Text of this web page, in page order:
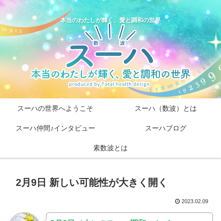
本当のわたしが輝く、愛と調和の世界
スーハの世界へようこそ スーハ（数波）とは
スーハ仲間♪インタビュー スーハブログ
素数波とは
2月9日 新しい可能性が大きく開く
2023.02.09